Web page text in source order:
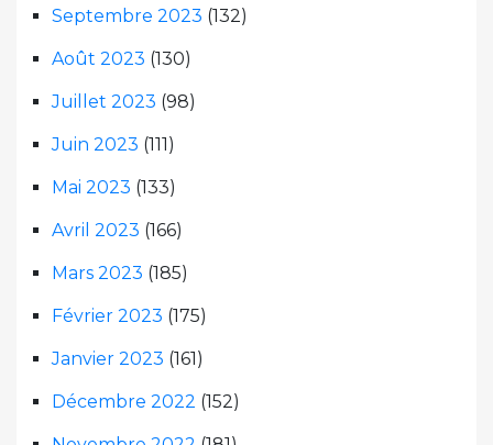
Septembre 2023 (132)
Août 2023 (130)
Juillet 2023 (98)
Juin 2023 (111)
Mai 2023 (133)
Avril 2023 (166)
Mars 2023 (185)
Février 2023 (175)
Janvier 2023 (161)
Décembre 2022 (152)